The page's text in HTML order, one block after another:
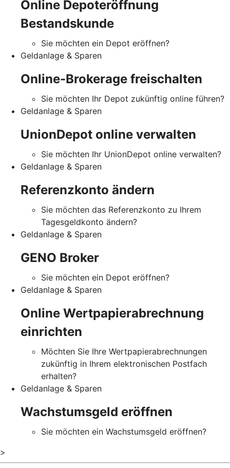
Online Depoteröffnung
Bestandskunde
Sie möchten ein Depot eröffnen?
Geldanlage & Sparen
Online-Brokerage freischalten
Sie möchten Ihr Depot zukünftig online führen?
Geldanlage & Sparen
UnionDepot online verwalten
Sie möchten Ihr UnionDepot online verwalten?
Geldanlage & Sparen
Referenzkonto ändern
Sie möchten das Referenzkonto zu Ihrem
Tagesgeldkonto ändern?
Geldanlage & Sparen
GENO Broker
Sie möchten ein Depot eröffnen?
Geldanlage & Sparen
Online Wertpapierabrechnung
einrichten
Möchten Sie Ihre Wertpapierabrechnungen
zukünftig in Ihrem elektronischen Postfach
erhalten?
Geldanlage & Sparen
Wachstumsgeld eröffnen
Sie möchten ein Wachstumsgeld eröffnen?
>